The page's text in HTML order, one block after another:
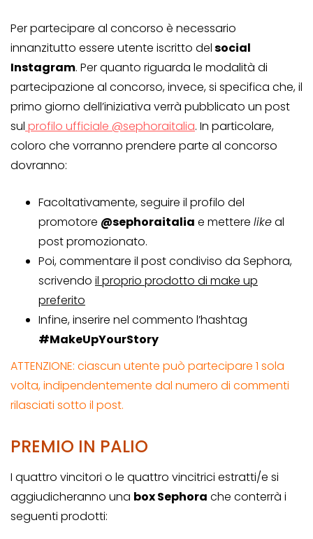
Per partecipare al concorso è necessario
innanzitutto essere utente iscritto delsocial
Instagram. Per quanto riguarda le modalità di
partecipazione al concorso, invece, si specifica che, il
primo giorno dell’iniziativa verrà pubblicato un post
sul profilo ufficiale @sephoraitalia. In particolare,
coloro che vorranno prendere parte al concorso
dovranno:
Facoltativamente, seguire il profilo del
promotore @sephoraitalia e mettere likeal
post promozionato.
Poi, commentare il post condiviso da Sephora,
scrivendo il proprio prodotto di make up
preferito
Infine, inserire nel commento l’hashtag
#MakeUpYourStory
ATTENZIONE: ciascun utente può partecipare 1 sola
volta, indipendentemente dal numero di commenti
rilasciati sotto il post.
PREMIO IN PALIO
I quattro vincitori o le quattro vincitrici estratti/e si
aggiudicheranno una box Sephora che conterrà i
seguenti prodotti: